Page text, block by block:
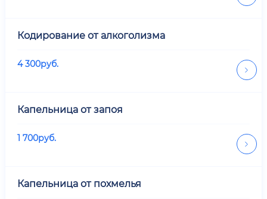
Кодирование от алкоголизма
4 300руб.
Капельница от запоя
1 700руб.
Капельница от похмелья